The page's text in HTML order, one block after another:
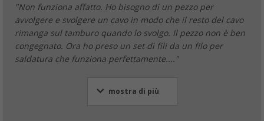
"Non funziona affatto. Ho bisogno di un pezzo per
avvolgere e svolgere un cavo in modo che il resto del cavo
rimanga sul tamburo quando lo svolgo. Il pezzo non è ben
congegnato. Ora ho preso un set di fili da un filo per
saldatura che funziona perfettamente...."
mostra di più